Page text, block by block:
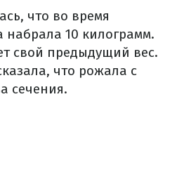
что во время
набрала 10 килограмм.
свой предыдущий вес.
что рожала с
сечения.